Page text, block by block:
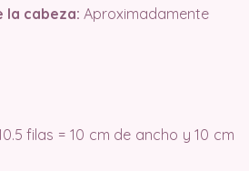
la cabeza: Aproximadamente
filas = 10 cm de ancho y 10 cm